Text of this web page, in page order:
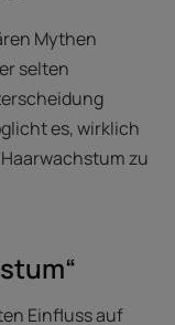
Mythen
selten
es, wirklich
zu
Einfluss auf